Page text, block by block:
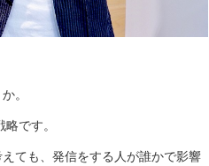
。
です。
ても、発信をする人が誰かで影響